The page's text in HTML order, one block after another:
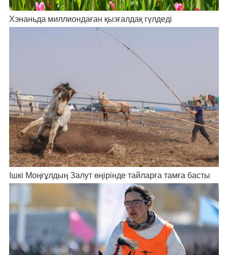
Хэнаньда миллиондаған қызғалдақ гүлдеді
Ішкі Моңғұлдың Залут өңірінде тайларға тамға басты